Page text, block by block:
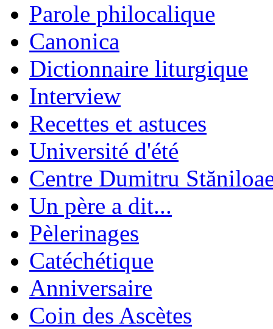
Parole philocalique
Canonica
Dictionnaire liturgique
Interview
Recettes et astuces
Université d'été
Centre Dumitru
Un père a dit...
Pèlerinages
Catéchétique
Anniversaire
Coin des Ascètes